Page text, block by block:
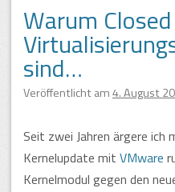
Warum
sind…
Veröffentlicht am4. August
Seit zwei Jahren ärgere ich
Kernelupdate mit VMware
Kernelmodul gegen den